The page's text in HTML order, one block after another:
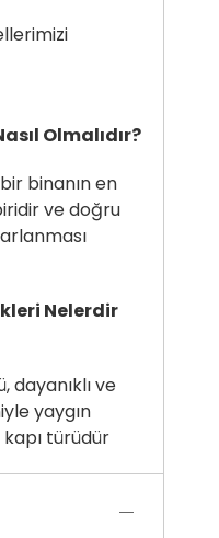
Olmalıdır?
binanın en
ve doğru
Nelerdir
dayanıklı ve
yaygın
türüdür